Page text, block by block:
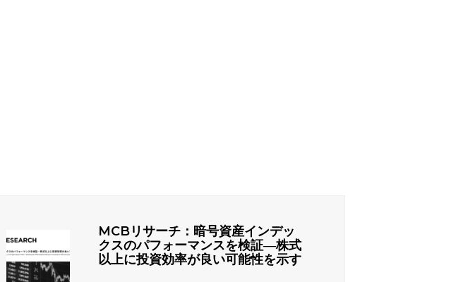
MCBリサーチ：暗号資産インデッ
クスのパフォーマンスを検証―株式
以上に投資効率が良い可能性を示す